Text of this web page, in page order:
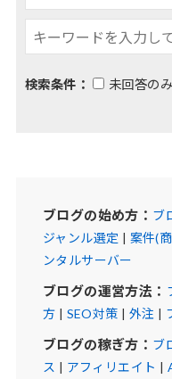
検索条件： 未回答のみ
ブログの始め方： ブ
ジャンル選定 | 案件(
ンタルサーバー
ブログの運営方法：
方 | SEO対策 | 外注 |
ブログの稼ぎ方： ブ
ス | アフィリエイト |